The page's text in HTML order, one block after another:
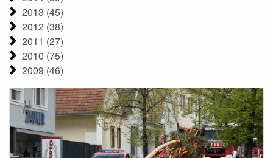
2013 (45)
2012 (38)
2011 (27)
2010 (75)
2009 (46)